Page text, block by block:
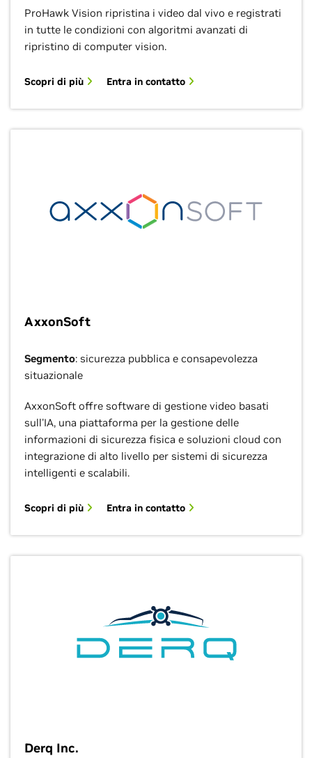
ProHawk Vision ripristina i video dal vivo e registrati
in tutte le condizioni con algoritmi avanzati di
ripristino di computer vision.
Scopri di più Entra in contatto
AxxonSoft
Segmento: sicurezza pubblica e consapevolezza
situazionale
AxxonSoft offre software di gestione video basati
sull'IA, una piattaforma per la gestione delle
informazioni di sicurezza fisica e soluzioni cloud con
integrazione di alto livello per sistemi di sicurezza
intelligenti e scalabili.
Scopri di più Entra in contatto
Derq Inc.